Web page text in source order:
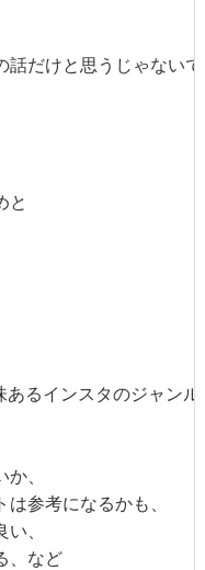
話だけと思うじゃない
と
あるインスタのジャン
、
参考になるかも、
、
、など